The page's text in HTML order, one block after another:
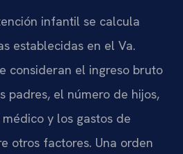
infantil se calcula
establecidas en el Va.
consideran el ingreso bruto
padres, el número de hijos,
y los gastos de
otros factores. Una orden